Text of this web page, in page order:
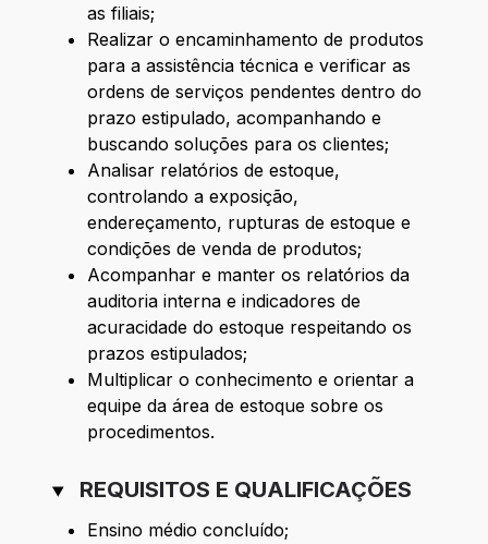
as filiais;
Realizar o encaminhamento de produtos
para a assistência técnica e verificar as
ordens de serviços pendentes dentro do
prazo estipulado, acompanhando e
buscando soluções para os clientes;
Analisar relatórios de estoque,
controlando a exposição,
endereçamento, rupturas de estoque e
condições de venda de produtos;
Acompanhar e manter os relatórios da
auditoria interna e indicadores de
acuracidade do estoque respeitando os
prazos estipulados;
Multiplicar o conhecimento e orientar a
equipe da área de estoque sobre os
procedimentos.
REQUISITOS E QUALIFICAÇÕES
Ensino médio concluído;